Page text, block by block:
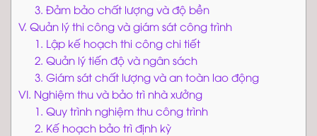
3. Đảm bảo chất lượng và độ bền
V. Quản lý thi công và giám sát công trình
1. Lập kế hoạch thi công chi tiết
2. Quản lý tiến độ và ngân sách
3. Giám sát chất lượng và an toàn lao động
VI. Nghiệm thu và bảo trì nhà xưởng
1. Quy trình nghiệm thu công trình
2. Kế hoạch bảo trì định kỳ